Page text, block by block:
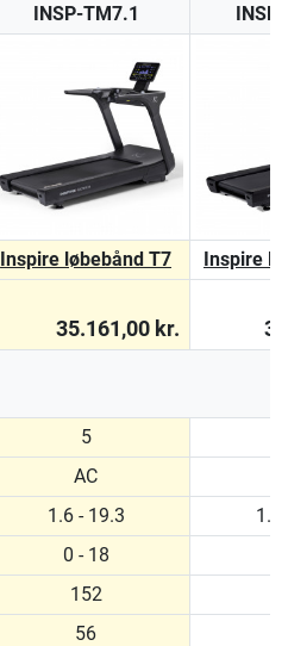
INSP-TM7.1
Inspire løbebånd T7 Inspire
35.161,00 kr.
5
AC
1.6 - 19.3
1.6
0 - 18
152
56